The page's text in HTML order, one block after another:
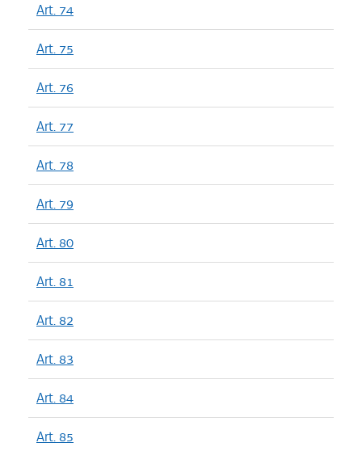
Art. 74
Art. 75
Art. 76
Art. 77
Art. 78
Art. 79
Art. 80
Art. 81
Art. 82
Art. 83
Art. 84
Art. 85